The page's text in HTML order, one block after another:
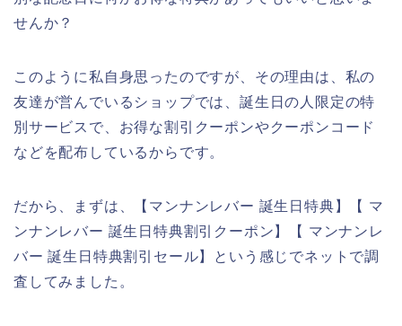
せんか？
このように私自身思ったのですが、その理由は、私の
友達が営んでいるショップでは、誕生日の人限定の特
別サービスで、お得な割引クーポンやクーポンコード
などを配布しているからです。
だから、まずは、【マンナンレバー 誕生日特典】【 マ
ンナンレバー 誕生日特典割引クーポン】【 マンナンレ
バー 誕生日特典割引セール】という感じでネットで調
査してみました。